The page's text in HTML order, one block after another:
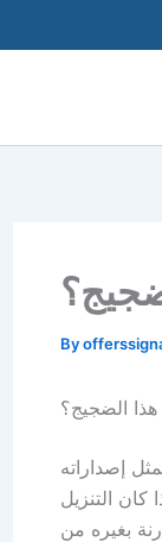
By
الضجيج؟
إصداراته
كان التنزيل
بغيره من